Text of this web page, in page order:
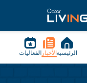
الرئيسية الأخبار الفعاليات